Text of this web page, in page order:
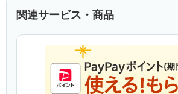
関連サービス・商品